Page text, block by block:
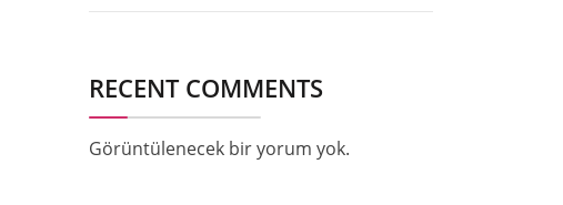
RECENT COMMENTS
Görüntülenecek bir yorum yok.